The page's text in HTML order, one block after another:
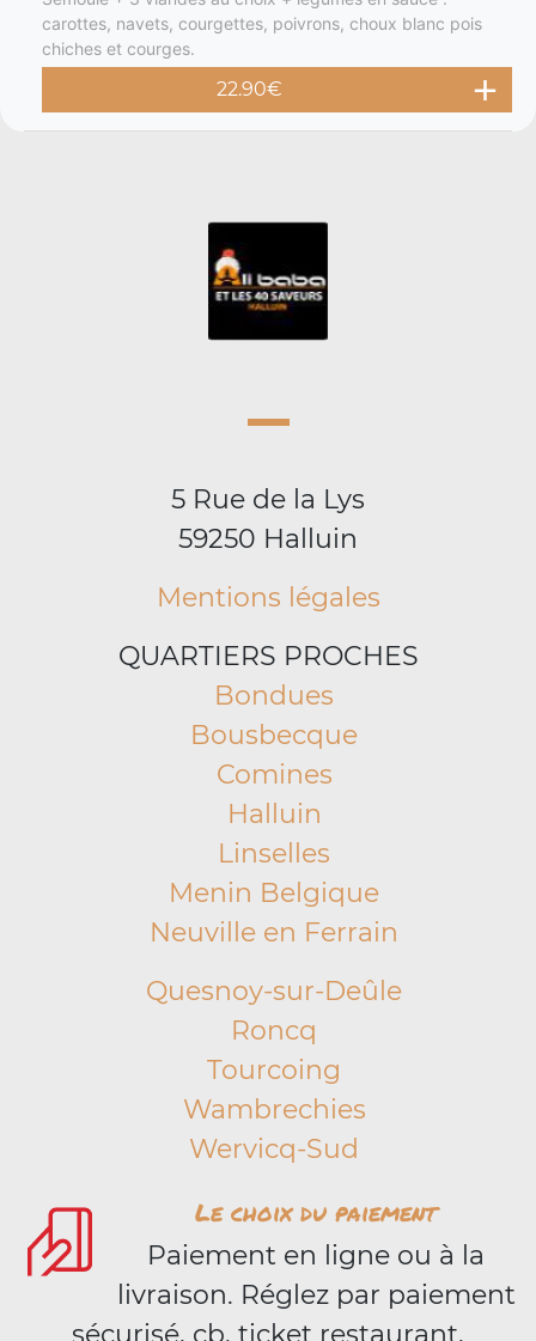
carottes, navets, courgettes, poivrons, choux blanc pois
chiches et courges.
22.90€
5 Rue de la Lys
59250 Halluin
Mentions légales
QUARTIERS PROCHES
Bondues
Bousbecque
Comines
Halluin
Linselles
Menin Belgique
Neuville en Ferrain
Quesnoy-sur-Deûle
Roncq
Tourcoing
Wambrechies
Wervicq-Sud
Le choix du paiement
Paiement en ligne ou à la
livraison. Réglez par paiement
sécurisé, cb, ticket restaurant,